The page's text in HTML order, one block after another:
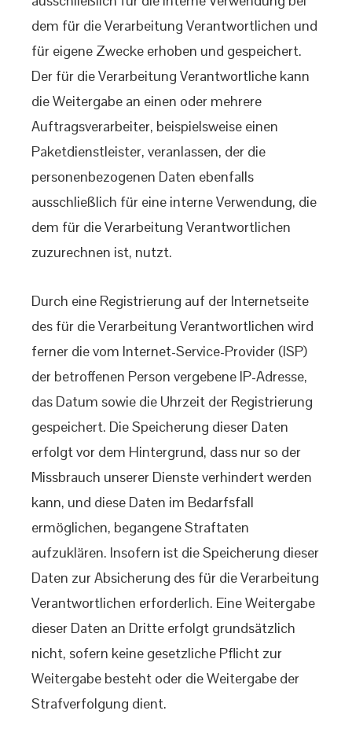
dem für die Verarbeitung Verantwortlichen und
für eigene Zwecke erhoben und gespeichert.
Der für die Verarbeitung Verantwortliche kann
die Weitergabe an einen oder mehrere
Auftragsverarbeiter, beispielsweise einen
Paketdienstleister, veranlassen, der die
personenbezogenen Daten ebenfalls
ausschließlich für eine interne Verwendung, die
dem für die Verarbeitung Verantwortlichen
zuzurechnen ist, nutzt.
Durch eine Registrierung auf der Internetseite
des für die Verarbeitung Verantwortlichen wird
ferner die vom Internet-Service-Provider (ISP)
der betroffenen Person vergebene IP-Adresse,
das Datum sowie die Uhrzeit der Registrierung
gespeichert. Die Speicherung dieser Daten
erfolgt vor dem Hintergrund, dass nur so der
Missbrauch unserer Dienste verhindert werden
kann, und diese Daten im Bedarfsfall
ermöglichen, begangene Straftaten
aufzuklären. Insofern ist die Speicherung dieser
Daten zur Absicherung des für die Verarbeitung
Verantwortlichen erforderlich. Eine Weitergabe
dieser Daten an Dritte erfolgt grundsätzlich
nicht, sofern keine gesetzliche Pflicht zur
Weitergabe besteht oder die Weitergabe der
Strafverfolgung dient.